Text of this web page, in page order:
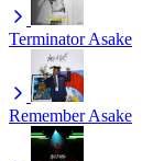
TerminatorAsake
RememberAsake